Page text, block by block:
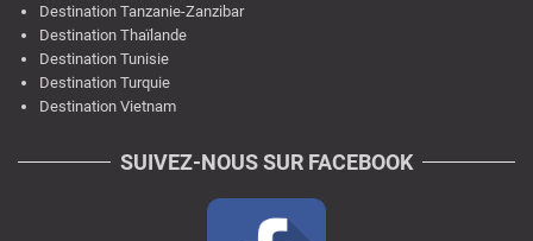
Destination Tanzanie-Zanzibar
Destination Thaïlande
Destination Tunisie
Destination Turquie
Destination Vietnam
SUIVEZ-NOUS SUR FACEBOOK